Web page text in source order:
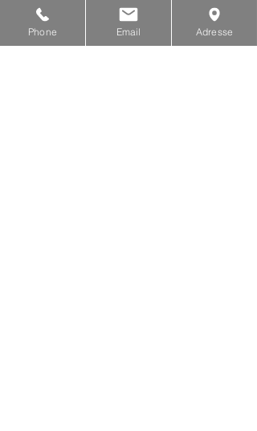
https://www.societealzheimerdequeb
ec.com/
Phone Email Adresse